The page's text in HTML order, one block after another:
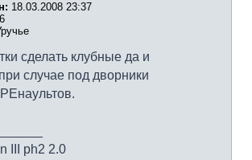
18.03.2008 23:37
сделать клубные да и
случае под дворники
III ph2 2.0